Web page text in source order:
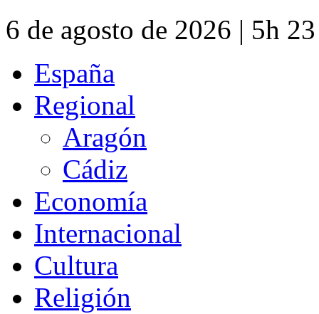
6 de agosto de 2026 | 5h
España
Regional
Aragón
Cádiz
Economía
Internacional
Cultura
Religión